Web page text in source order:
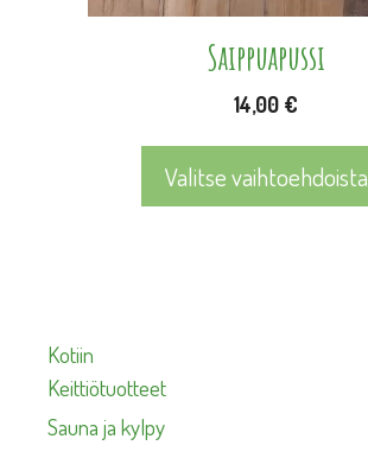
Saippuapussi
14,00 €
Valitse vaihtoehdoista
sivulla.
Kotiin
Keittiötuotteet
Sauna ja kylpy